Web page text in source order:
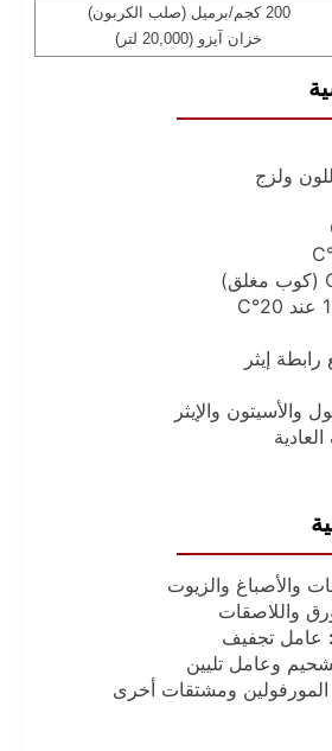
200 كجم/برميل (صلب الكربون)
خزان آيزو (20,000 لتر)
ولزج
إيثر
والأسيتون والإيثر
والأصباغ والزيوت
واللاصقات
عامل تجفيف
وعامل تليين
المورفولين ومشتقات أخرى